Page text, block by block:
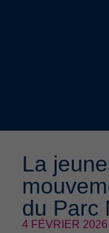
La
du Parc
4 FÉVRIER 2026